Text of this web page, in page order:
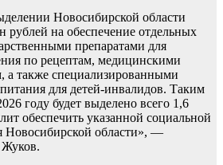
Новосибирской области
рублей на обеспечение отдельных
препаратами для
по рецептам, медицинскими
а также специализированными
для детей-инвалидов. Таким
году будет выделено всего 1,6
обеспечить указанной социальной
области», —
Жуков.